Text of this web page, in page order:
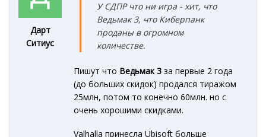
Дарт
Ситиус
У СДПР что ни игра - хит, что
Ведьмак 3, что Киберпанк
проданы в огромном
количестве.
Пишут что Ведьмак 3 за первые 2 года
(до больших скидок) продался тиражом
25млн, потом то конечно 60млн. но с
очень хорошими скидками.
Valhalla принесла Ubisoft больше